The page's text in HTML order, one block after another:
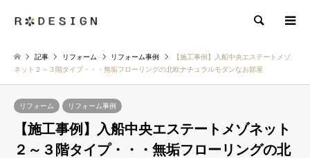
検索
記事 リフォーム リフォーム事例
【施工事例】入船中央エステートメゾ
ネット２～３階タイプ・・・無垢フローリングの北欧ナチュラルモダンなお部屋
リフォーム リフォーム事例
【施工事例】入船中央エステートメゾネット
２～３階タイプ・・・無垢フローリングの北